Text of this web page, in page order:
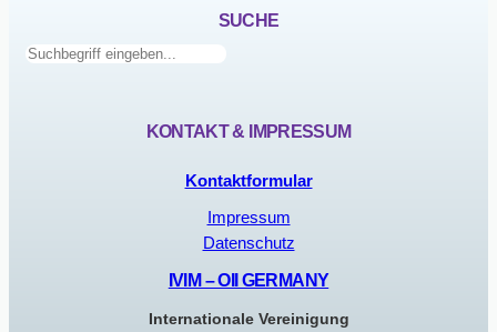
SUCHE
Suchen
KONTAKT & IMPRESSUM
Kontaktformular
Impressum
Datenschutz
IVIM – OII GERMANY
Internationale Vereinigung